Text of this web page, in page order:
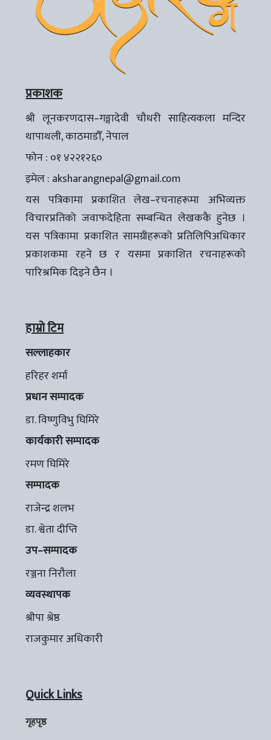
प्रकाशक
श्री लूनकरणदास–गङ्गादेवी चौधरी साहित्यकला मन्दिर
थापाथली, काठमाडौँ, नेपाल
फोन : ०१ ४२२१२६०
इमेल : aksharangnepal@gmail.com
यस पत्रिकामा प्रकाशित लेख–रचनाहरूमा अभिव्यक्त
विचारप्रतिको जवाफदेहिता सम्बन्धित लेखककै हुनेछ ।
यस पत्रिकामा प्रकाशित सामग्रीहरूको प्रतिलिपिअधिकार
प्रकाशकमा रहने छ र यसमा प्रकाशित रचनाहरूको
पारिश्रमिक दिइने छैन ।
हाम्रो टिम
सल्लाहकार
हरिहर शर्मा
प्रधान सम्पादक
डा. विष्णुविभु घिमिरे
कार्यकारी सम्पादक
रमण घिमिरे
सम्पादक
राजेन्द्र शलभ
डा. श्वेता दीप्ति
उप–सम्पादक
रञ्जना निरौला
व्यवस्थापक
श्रीपा श्रेष्ठ
राजकुमार अधिकारी
Quick Links
गृहपृष्ठ